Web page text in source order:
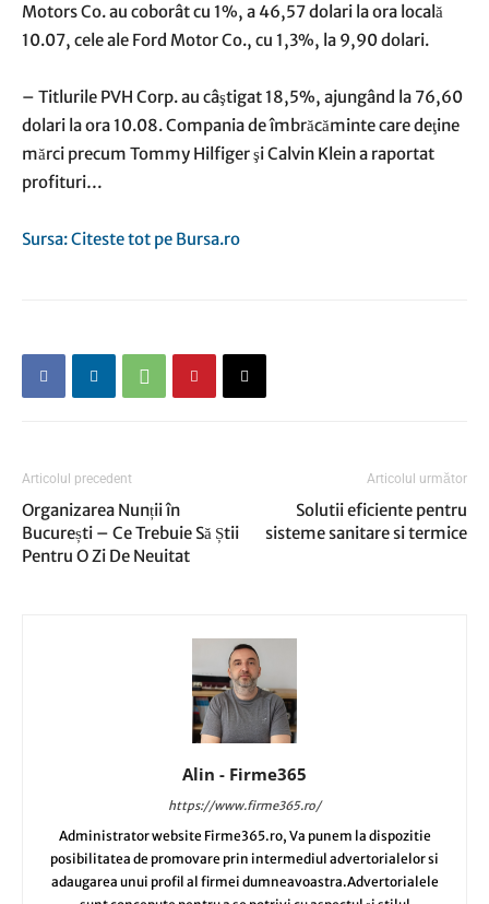
Motors Co. au coborât cu 1%, a 46,57 dolari la ora locală
10.07, cele ale Ford Motor Co., cu 1,3%, la 9,90 dolari.
– Titlurile PVH Corp. au câştigat 18,5%, ajungând la 76,60
dolari la ora 10.08. Compania de îmbrăcăminte care deţine
mărci precum Tommy Hilfiger şi Calvin Klein a raportat
profituri…
Sursa: Citeste tot pe Bursa.ro
Articolul precedent
Organizarea Nunții în
București – Ce Trebuie Să Știi
Pentru O Zi De Neuitat
Articolul următor
Solutii eficiente pentru
sisteme sanitare si termice
Alin - Firme365
https://www.firme365.ro/
Administrator website Firme365.ro, Va punem la dispozitie
posibilitatea de promovare prin intermediul advertorialelor si
adaugarea unui profil al firmei dumneavoastra.Advertorialele